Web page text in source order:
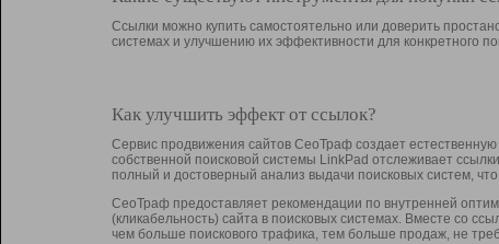
Ссылки можно купить самостоятельно или доверить
системах и улучшению их эффективности для конкретного
Как улучшить эффект от ссылок?
Сервис продвижения сайтов СеоТраф создает
собственной поисковой системы LinkPad отслеживает
полный и достоверный анализ выдачи поисковых систем,
СеоТраф предоставляет рекомендации по внутренней
(кликабельность) сайта в поисковых системах. Вместе со
чем больше поискового трафика, тем больше продаж, не